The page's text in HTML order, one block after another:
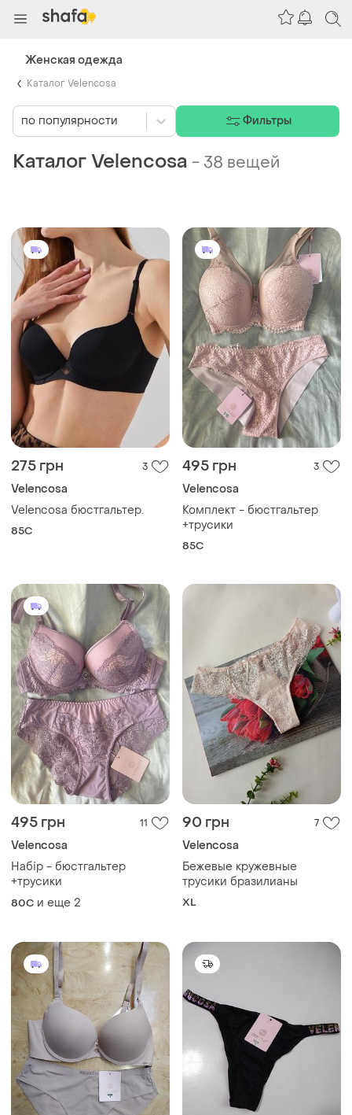
Каталог Velencosa
Каталог Velencosa - 38 вещей
275 грн 3
Velencosa
Velencosa бюстгальтер.
85C
495 грн 3
Velencosa
Комплект - бюстгальтер
+трусики
85C
495 грн 11
Velencosa
Набір - бюстгальтер
+трусики
80C и еще 2
90 грн 7
Velencosa
Бежевые кружевные
трусики бразилианы
XL
по популярности Фильтры
Женская одежда